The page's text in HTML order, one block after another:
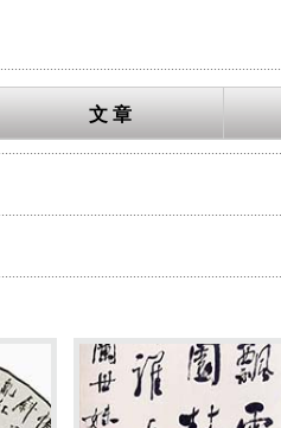
、冀、鄂、赣、沪、苏及两广等
，篆刻由丁、黄一路改学
专科学校名誉教授、1949年7月、
大会代表；与
通讯院士荣誉状；1956年4月世界
官家”。1946年重操卖画治印生涯
，共有七子五女。1874年由父母
去世；1919年聘四川籍胡宝珠为副
和书法篆刻家。曾任北京国立艺专
获世界和平理事会1955年度国际
文 章